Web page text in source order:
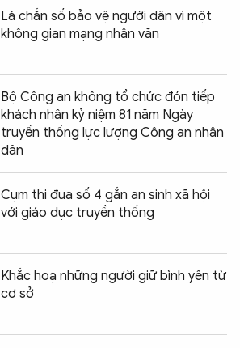
Lá chắn số bảo vệ người dân vì một
không gian mạng nhân văn
Bộ Công an không tổ chức đón tiếp
khách nhân kỷ niệm 81 năm Ngày
truyền thống lực lượng Công an nhân
dân
Cụm thi đua số 4 gắn an sinh xã hội
với giáo dục truyền thống
Khắc hoạ những người giữ bình yên từ
cơ sở